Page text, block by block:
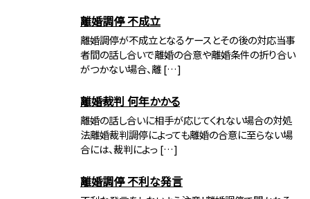
離婚調停 不成立
離婚調停が不成立となるケースとその後の対応当事
者間の話し合いで離婚の合意や離婚条件の折り合い
がつかない場合、離 […]
離婚裁判 何年かかる
離婚の話し合いに相手が応じてくれない場合の対処
法離婚裁判調停によっても離婚の合意に至らない場
合には、裁判によっ […]
離婚調停 不利な発言